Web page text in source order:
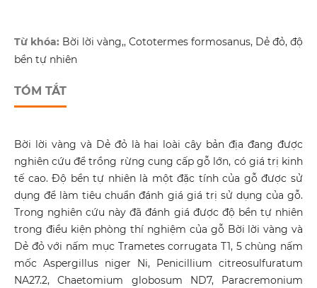
Từ khóa: Bời lời vàng,, Cototermes formosanus, Dẻ đỏ, độ
bền tự nhiên
TÓM TẮT
Bời lời vàng và Dẻ đỏ là hai loài cây bản địa đang được
nghiên cứu để trồng rừng cung cấp gỗ lớn, có giá trị kinh
tế cao. Độ bền tự nhiên là một đặc tính của gỗ được sử
dụng để làm tiêu chuẩn đánh giá giá trị sử dụng của gỗ.
Trong nghiên cứu này đã đánh giá được độ bền tự nhiên
trong điều kiện phòng thí nghiệm của gỗ Bời lời vàng và
Dẻ đỏ với nấm mục Trametes corrugata T1, 5 chùng nấm
mốc Aspergillus niger Ni, Penicillium citreosulfuratum
NA27.2, Chaetomium globosum ND7, Paracremonium